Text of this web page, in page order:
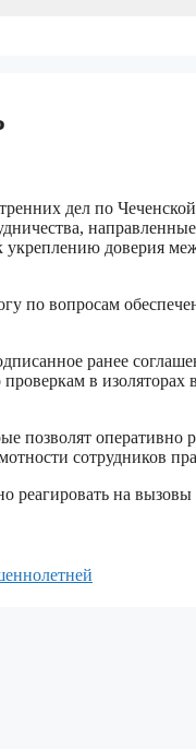
дел по
укреплению доверия
по вопросам
ранее
в изоляторах
позволят оперативно
сотрудников
реагировать на